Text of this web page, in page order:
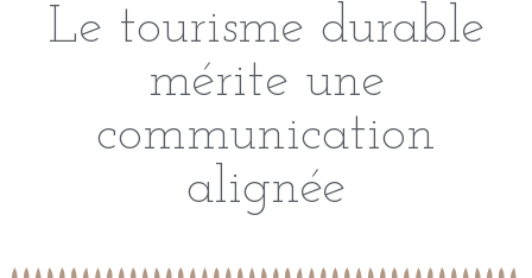
Le tourisme durable
mérite une
communication
alignée